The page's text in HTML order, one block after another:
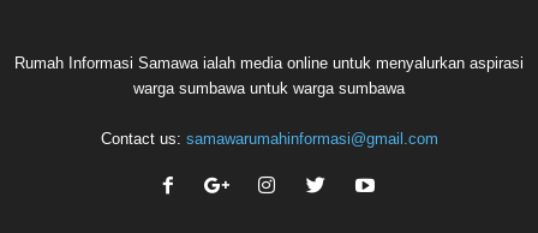
Rumah Informasi Samawa ialah media online untuk menyalurkan aspirasi
warga sumbawa untuk warga sumbawa
Contact us: samawarumahinformasi@gmail.com